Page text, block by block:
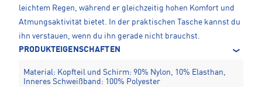
leichtem Regen, während er gleichzeitig hohen Komfort und
Atmungsaktivität bietet. In der praktischen Tasche kannst du
ihn verstauen, wenn du ihn gerade nicht brauchst.
PRODUKTEIGENSCHAFTEN
Material: Kopfteil und Schirm: 90% Nylon, 10% Elasthan,
Inneres Schweißband: 100% Polyester